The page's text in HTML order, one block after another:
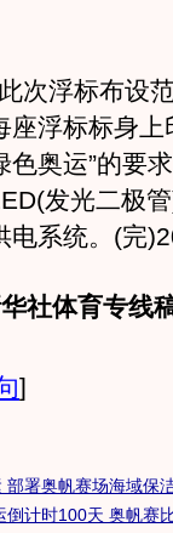
次浮标布设
座浮标标身上
色奥运”的要
发光二极
电系统。(完
社体育专线
]
部署奥帆赛场海域保
计时100天 奥帆赛比